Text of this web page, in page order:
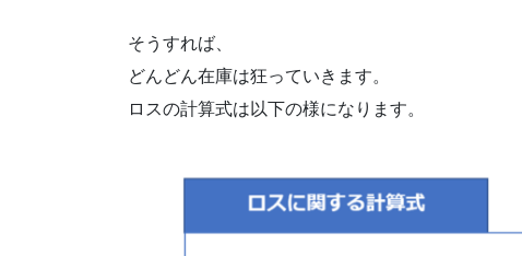
そうすれば、
どんどん在庫は狂っていきます。
ロスの計算式は以下の様になります。